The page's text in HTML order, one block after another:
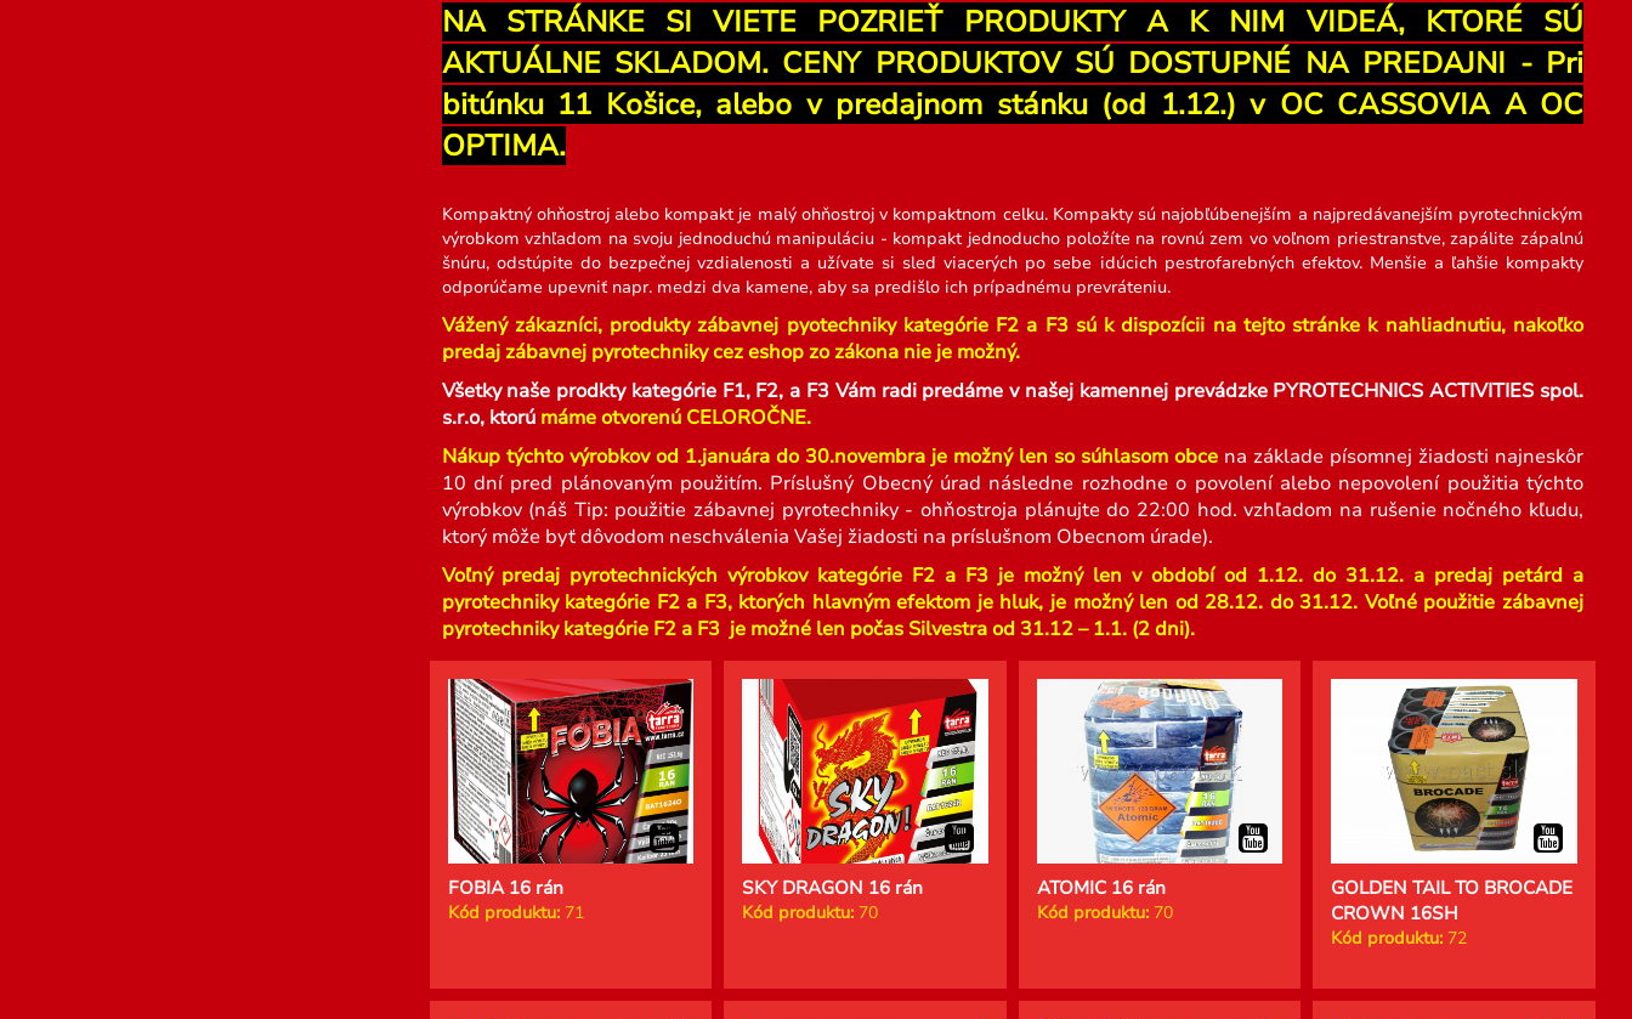
NA STRÁNKE SI VIETE POZRIEŤ PRODUKTY A K NIM VIDEÁ, KTORÉ SÚ
AKTUÁLNE SKLADOM. CENY PRODUKTOV SÚ DOSTUPNÉ NA PREDAJNI - Pri
bitúnku 11 Košice, alebo v predajnom stánku (od 1.12.) v OC CASSOVIA A OC
OPTIMA.
Kompaktný ohňostroj alebo kompakt je malý ohňostroj v kompaktnom celku. Kompakty sú najobľúbenejším a najpredávanejším pyrotechnickým
výrobkom vzhľadom na svoju jednoduchú manipuláciu - kompakt jednoducho položíte na rovnú zem vo voľnom priestranstve, zapálite zápalnú
šnúru, odstúpite do bezpečnej vzdialenosti a užívate si sled viacerých po sebe idúcich pestrofarebných efektov. Menšie a ľahšie kompakty
odporúčame upevniť napr. medzi dva kamene, aby sa predišlo ich prípadnému prevráteniu.
Vážený zákazníci, produkty zábavnej pyotechniky kategórie F2 a F3 sú k dispozícii na tejto stránke k nahliadnutiu, nakoľko
predaj zábavnej pyrotechniky cez eshop zo zákona nie je možný.
Všetky naše prodkty kategórie F1, F2, a F3 Vám radi predáme v našej kamennej prevádzke PYROTECHNICS ACTIVITIES spol.
s.r.o, ktorú máme otvorenú CELOROČNE.
Nákup týchto výrobkov od 1.januára do 30.novembra je možný len so súhlasom obce na základe písomnej žiadosti najneskôr
10 dní pred plánovaným použitím. Príslušný Obecný úrad následne rozhodne o povolení alebo nepovolení použitia týchto
výrobkov (náš Tip: použitie zábavnej pyrotechniky - ohňostroja plánujte do 22:00 hod. vzhľadom na rušenie nočného kľudu,
ktorý môže byť dôvodom neschválenia Vašej žiadosti na príslušnom Obecnom úrade).
Voľný predaj pyrotechnických výrobkov kategórie F2 a F3 je možný len v období od 1.12. do 31.12. a predaj petárd a
pyrotechniky kategórie F2 a F3, ktorých hlavným efektom je hluk, je možný len od 28.12. do 31.12. Voľné použitie zábavnej
pyrotechniky kategórie F2 a F3 je možné len počas Silvestra od 31.12 – 1.1. (2 dni).
FOBIA 16 rán
Kód produktu:71
SKY DRAGON 16 rán
Kód produktu: 70
ATOMIC 16 rán
Kód produktu:70
GOLDEN TAIL TO BROCADE
CROWN 16SH
Kód produktu: 72